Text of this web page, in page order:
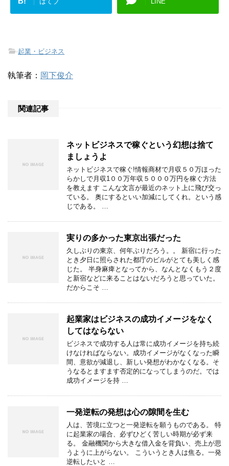
-起業・ビジネス
執筆者： 岡下俊介
関連記事
ネットビジネスで稼ぐという幻想は捨て
ましょうよ
ネットビジネスで稼ぐ!情報商材で月収５０万ほった
らかしで月収1００万年収５０００万円を稼ぐ方法
を教えます こんな文言が最近のネット上に飛び交っ
ている。 奥にするといい加減にしてくれ。という感
じである。 …
実りの多かった東京出張だった
久しぶりの東京、何年ぶりだろう。。 新宿に行った
とき夕日に照らされた都庁のビルがとても美しく感
じた。 半身麻痺となってから、なんとなくもう２度
と新宿などに来ることはないだろうと思っていた。
だからこそ …
起業家はビジネスの成功イメージをなく
してはならない
ビジネスで成功する人は常に成功イメージを持ち続
けなければならない。成功イメージがなくなった瞬
間、意欲が減退し、新しい発想がわかなくなる。そ
うなるとますます否定的になってしまうのだ。では
成功イメージを持 …
一発逆転の発想は心の隙間を生む
人は、苦境に立つと一発逆転を願うものである。 特
に起業家の場合、必ずひどく苦しい時期が必ず来
る。 金融機関から大きな借入金を背負い、売上が思
うように上がらない。 こういうとき人は焦る。一発
逆転したいと …